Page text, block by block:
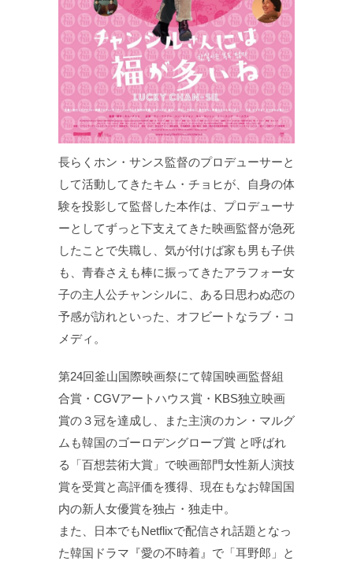
長らくホン・サンス監督のプロデューサーと
して活動してきたキム・チョヒが、自身の体
験を投影して監督した本作は、プロデューサ
ーとしてずっと下支えてきた映画監督が急死
したことで失職し、気が付けば家も男も子供
も、青春さえも棒に振ってきたアラフォー女
子の主人公チャンシルに、ある日思わぬ恋の
予感が訪れといった、オフビートなラブ・コ
メディ。
第24回釜山国際映画祭にて韓国映画監督組
合賞・CGVアートハウス賞・KBS独立映画
賞の３冠を達成し、また主演のカン・マルグ
ムも韓国のゴーロデングローブ賞 と呼ばれ
る「百想芸術大賞」で映画部門女性新人演技
賞を受賞と高評価を獲得、現在もなお韓国国
内の新人女優賞を独占・独走中。
また、日本でもNetflixで配信され話題となっ
た韓国ドラマ『愛の不時着』で「耳野郎」と